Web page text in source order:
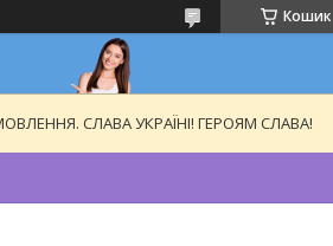
Кошик
СЛАВА УКРАЇНІ! ГЕРОЯМ СЛАВА!